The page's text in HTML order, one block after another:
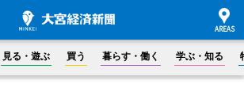
見る・遊ぶ 買う 暮らす・働く 学ぶ・知る